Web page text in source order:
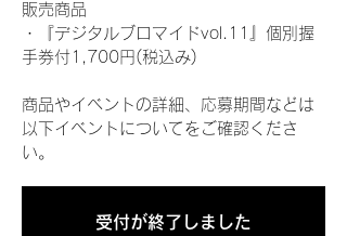
販売商品
・『デジタルブロマイドvol.11』個別握
手券付1,700円(税込み)
商品やイベントの詳細、応募期間などは
以下イベントについてをご確認くださ
い。
受付が終了しました